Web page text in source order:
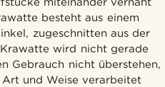
besteht aus einem
zugeschnitten aus der
wird nicht gerade
Gebrauch nicht überstehen,
und Weise verarbeitet